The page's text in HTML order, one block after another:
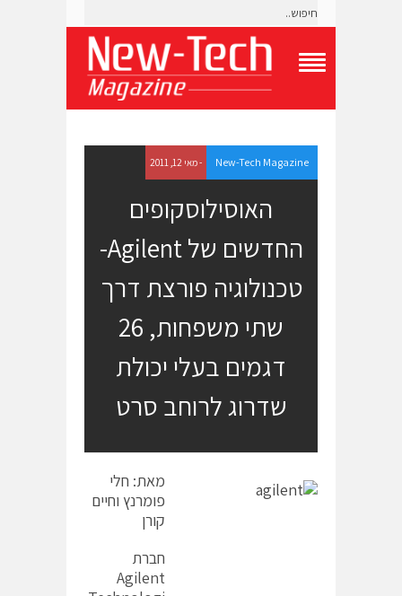
g
l
e
N
New-Tech Magazine - מאי 12, 2011
האוסילוסקופים
החדשים של Agilent-
טכנולוגיה פורצת דרך
שתי משפחות, 26
דגמים בעלי יכולת
שדרוג לרוחב סרט
מאת: חלי
פומרנץ וחיים
קורן
חברת
Agilent